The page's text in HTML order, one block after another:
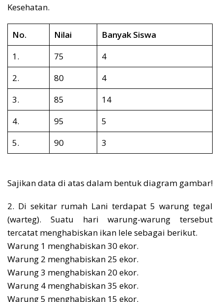
Kesehatan.
No. Nilai
Banyak Siswa
1.
75
4
2.
80
4
3.
85
14
4.
95
5
5.
90 3
Sajikan data di atas dalam bentuk diagram gambar!
2. Di sekitar rumah Lani terdapat 5 warung tegal
(warteg). Suatu hari warung-warung tersebut
tercatat menghabiskan ikan lele sebagai berikut.
Warung 1 menghabiskan 30 ekor.
Warung 2 menghabiskan 25 ekor.
Warung 3 menghabiskan 20 ekor.
Warung 4 menghabiskan 35 ekor.
Warung 5 menghabiskan 15 ekor.